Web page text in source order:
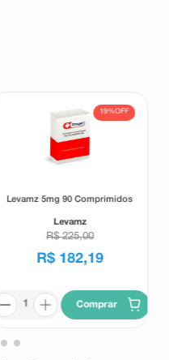
19%OFF
Levamz 5mg 90 Comprimidos
Levamz
R$ 225,00
R$ 182,19
Comprar